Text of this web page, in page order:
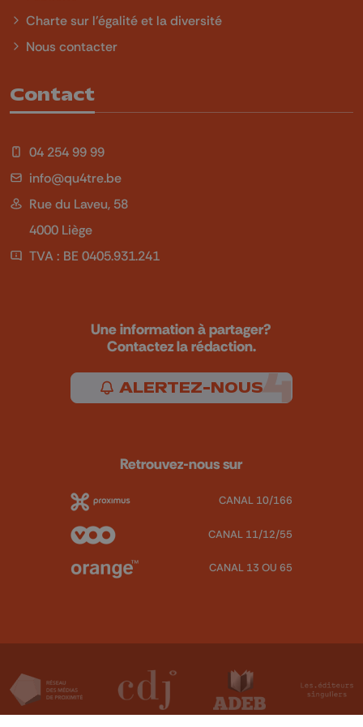
Charte sur l'égalité et la diversité
Nous contacter
Contact
04 254 99 99
info@qu4tre.be
Rue du Laveu, 58
4000 Liège
TVA : BE 0405.931.241
Une information à partager?
Contactez la rédaction.
ALERTEZ-NOUS
Retrouvez-nous sur
CANAL 10/166
CANAL 11/12/55
CANAL 13 OU 65